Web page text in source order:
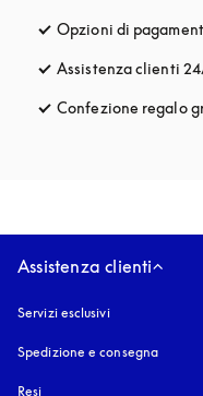
Opzioni di
Assistenza clienti
Confezione regalo
Assistenza clienti
Servizi esclusivi
Spedizione e consegna
Resi